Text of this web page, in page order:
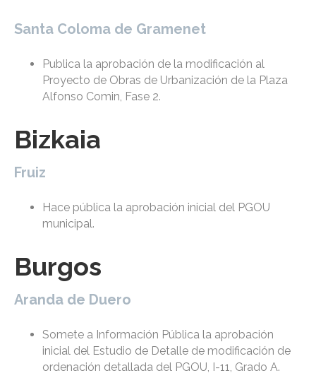
Santa Coloma de Gramenet
Publica la aprobación de la modificación al
Proyecto de Obras de Urbanización de la Plaza
Alfonso Comin, Fase 2.
Bizkaia
Fruiz
Hace pública la aprobación inicial del PGOU
municipal.
Burgos
Aranda de Duero
Somete a Información Pública la aprobación
inicial del Estudio de Detalle de modificación de
ordenación detallada del PGOU, I-11, Grado A.